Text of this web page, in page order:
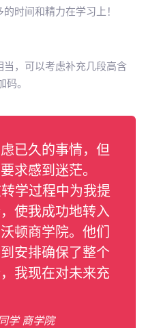
时间和精力在学习上！
，可以考虑补充几段高含
。
已久的事情，但
求感到迷茫。
学过程中为我提
使我成功地转入
顿商学院。他们
安排确保了整个
我现在对未来充
学 商学院